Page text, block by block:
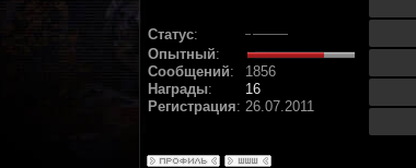
Статус:
Опытный:
Сообщений:
1856
Награды:
16
Регистрация: 26.07.2011